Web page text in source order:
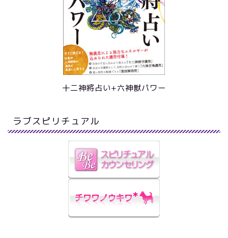
十二神將占い+六神獣パワー
ラブスピリチュアル